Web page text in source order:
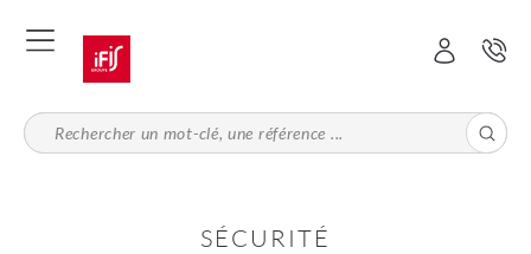
au
principal
SÉCURITÉ